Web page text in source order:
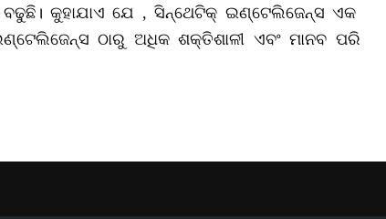
କୁହାଯାଏ ଯେ , ସିନ୍ଥେଟିକ୍‌ ଇଣ୍ଟେଲିଜେନ୍ସ ଏକ
ଠାରୁ ଅଧିକ ଶକ୍ତିଶାଳୀ ଏବଂ ମାନବ ପରି